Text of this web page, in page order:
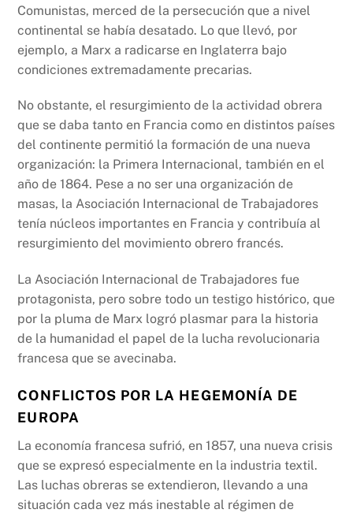
Comunistas, merced de la persecución que a nivel
continental se había desatado. Lo que llevó, por
ejemplo, a Marx a radicarse en Inglaterra bajo
condiciones extremadamente precarias.
No obstante, el resurgimiento de la actividad obrera
que se daba tanto en Francia como en distintos países
del continente permitió la formación de una nueva
organización: la Primera Internacional, también en el
año de 1864. Pese a no ser una organización de
masas, la Asociación Internacional de Trabajadores
tenía núcleos importantes en Francia y contribuía al
resurgimiento del movimiento obrero francés.
La Asociación Internacional de Trabajadores fue
protagonista, pero sobre todo un testigo histórico, que
por la pluma de Marx logró plasmar para la historia
de la humanidad el papel de la lucha revolucionaria
francesa que se avecinaba.
CONFLICTOS POR LA HEGEMONÍA DE
EUROPA
La economía francesa sufrió, en 1857, una nueva crisis
que se expresó especialmente en la industria textil.
Las luchas obreras se extendieron, llevando a una
situación cada vez más inestable al régimen de